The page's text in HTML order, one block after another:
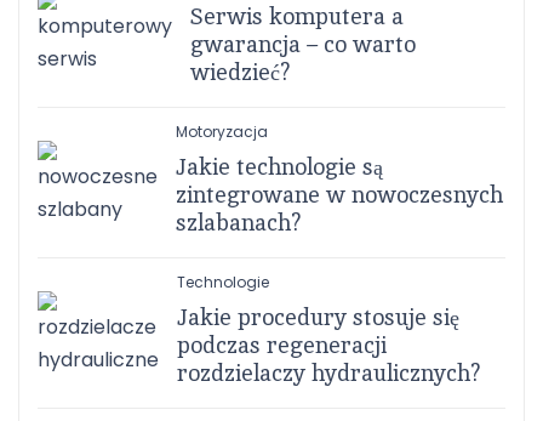
Serwis komputera a
gwarancja – co warto
wiedzieć?
Motoryzacja
Jakie technologie są
zintegrowane w nowoczesnych
szlabanach?
Technologie
Jakie procedury stosuje się
podczas regeneracji
rozdzielaczy hydraulicznych?